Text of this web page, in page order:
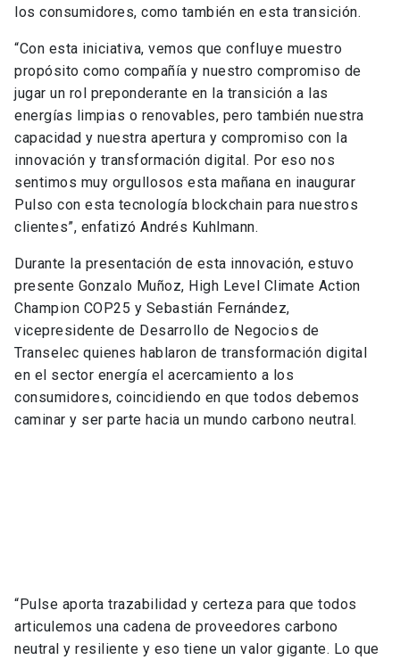
los consumidores, como también en esta transición.
“Con esta iniciativa, vemos que confluye muestro
propósito como compañía y nuestro compromiso de
jugar un rol preponderante en la transición a las
energías limpias o renovables, pero también nuestra
capacidad y nuestra apertura y compromiso con la
innovación y transformación digital. Por eso nos
sentimos muy orgullosos esta mañana en inaugurar
Pulso con esta tecnología blockchain para nuestros
clientes”, enfatizó Andrés Kuhlmann.
Durante la presentación de esta innovación, estuvo
presente Gonzalo Muñoz, High Level Climate Action
Champion COP25 y Sebastián Fernández,
vicepresidente de Desarrollo de Negocios de
Transelec quienes hablaron de transformación digital
en el sector energía el acercamiento a los
consumidores, coincidiendo en que todos debemos
caminar y ser parte hacia un mundo carbono neutral.
carbono neutralidad se haga a través de la cadena de
valor donde cada uno de los proveedores y todos los
actores debieran llegar a ser carbono neutral y así